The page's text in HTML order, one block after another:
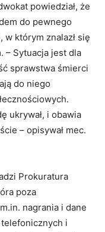
powiedział, że
do pewnego
którym znalazł się
– Sytuacja jest dla
sprawstwa śmierci
do niego
ukrywał, i obawia
– opisywał mec.
Prokuratura
poza
nagrania i dane
i